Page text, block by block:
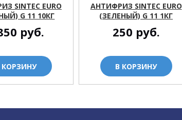
SINTEC EURO
G 11 10КГ
руб.
КОРЗИНУ
АНТИФРИЗ SINTEC EURO
(ЗЕЛЕНЫЙ) G 11 1КГ
250 руб.
В КОРЗИНУ